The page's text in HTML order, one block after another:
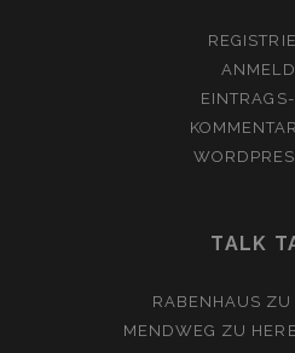
TALK
RABENHAUS ZU
MENDWEG ZU